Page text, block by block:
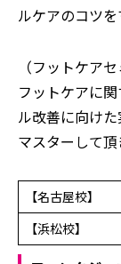
ルケアのコツを
（フットケアセ
フットケアに
ル改善に向け
マスターして頂
【名古屋校】
【浜松校】